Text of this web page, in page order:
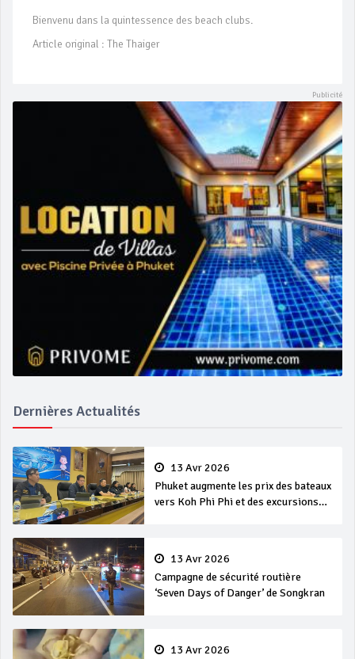
Bienvenu dans la quintessence des beach clubs.
Article original : The Thaiger
Dernières Actualités
13 Avr 2026
Phuket augmente les prix des bateaux
vers Koh Phi Phi et des excursions
13 Avr 2026
Campagne de sécurité routière
‘Seven Days of Danger’ de Songkran
13 Avr 2026